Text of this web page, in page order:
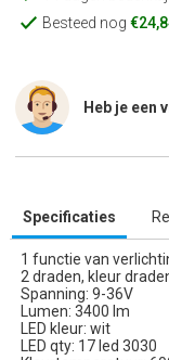
Besteed nog
Heb je een
Specificaties
1 functie van
2 draden, kleur
Spanning: 9-36V
Lumen: 3400 lm
LED kleur: wit
LED qty: 17 led 3030